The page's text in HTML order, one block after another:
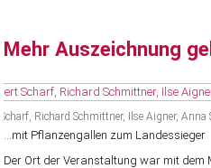
Mehr Auszeichnung
Richard Schmittner, Ilse Aigner, Anna
…mit Pflanzengallen zum Landessieger
Der Ort der Veranstaltung war mit dem